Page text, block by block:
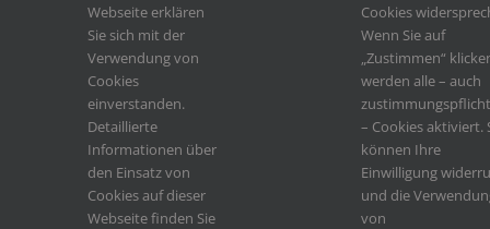
Webseite erklären
Sie sich mit der
Verwendung von
Cookies
einverstanden.
Detaillierte
Informationen über
den Einsatz von
Cookies auf dieser
Webseite finden Sie
Cookies
Wenn Sie auf
„Zustimmen“
werden alle – auch
– Cookies aktiviert.
können Ihre
Einwilligung
und die
von